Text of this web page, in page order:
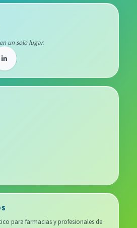
un solo lugar.
para farmacias y profesionales de